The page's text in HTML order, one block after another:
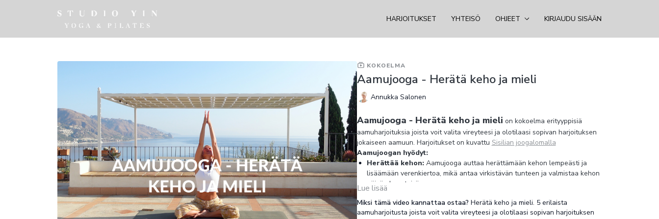
HARJOITUKSET YHTEISÖ OHJEET KIRJAUDU SISÄÄN
KOKOELMA
Aamujooga - Herätä keho ja mieli
Annukka Salonen
Aamujooga - Herätä keho ja mieli on kokoelma erityyppisiä
aamuharjoituksia joista voit valita vireyteesi ja olotilaasi sopivan harjoituksen
jokaiseen aamuun. Harjoitukset on kuvattu Sisilian joogalomalla
Aamujoogan hyödyt:
Herättää kehon:Aamujooga auttaa herättämään kehon lempeästi ja
lisäämään verenkiertoa, mikä antaa virkistävän tunteen ja valmistaa kehon
päivän haasteisiin.
Parantaa nivelten terveyttä:
ja liikkuvuutta. Tämä auttaa ehkäisemään lihasten jäykkyyttä ja
ylläpitämään nivelten terveyttä.
Lue lisää
Miksi tämä video kannattaa ostaa? Herätä keho ja mieli. 5 erilaista
aamuharjoitusta joista voit valita vireyteesi ja olotilaasi sopivan harjoituksen